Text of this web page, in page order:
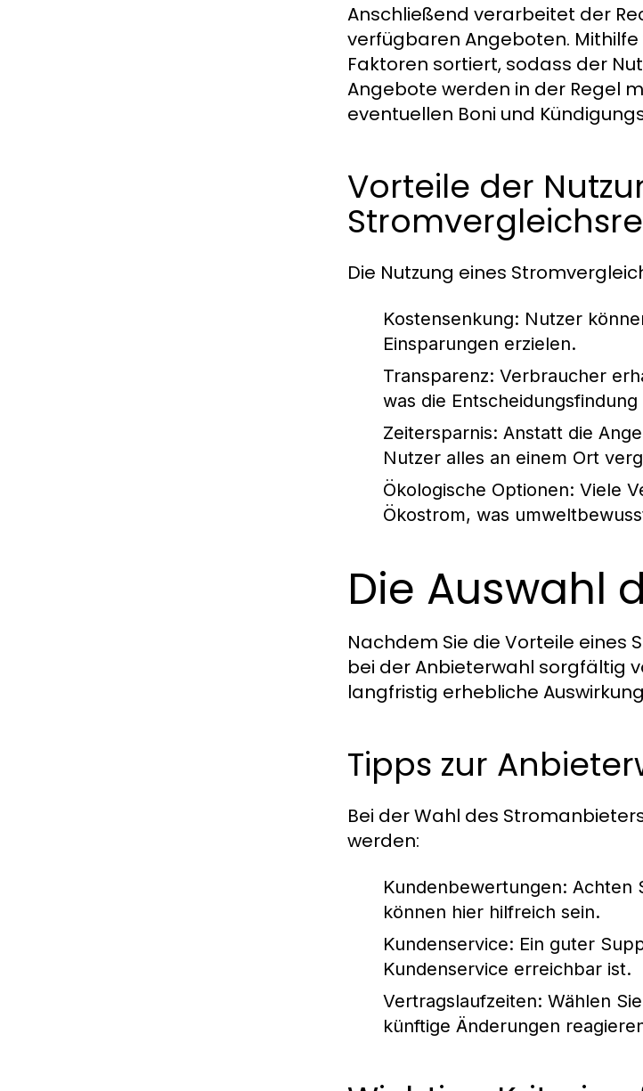
Anschließend verarbeitet der
verfügbaren Angeboten.
Faktoren sortiert, sodass der
Angebote werden in der Regel
eventuellen Boni und
Vorteile der
Die Nutzung eines
Kostensenkung: Nutzer
Einsparungen erzielen.
Transparenz: Verbraucher
was die
Zeitersparnis: Anstatt die
Nutzer alles an einem Ort
Ökologische Optionen: Viele
Ökostrom, was
Die Auswahl
Nachdem Sie die Vorteile eines
bei der Anbieterwahl sorgfältig
langfristig erhebliche
Tipps zur
Bei der Wahl des
werden:
Kundenbewertungen: Achten
können hier hilfreich sein.
Kundenservice: Ein guter
Kundenservice erreichbar ist.
Vertragslaufzeiten: Wählen
künftige Änderungen